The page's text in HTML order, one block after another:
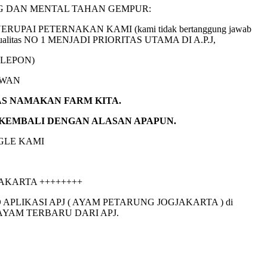
DAN MENTAL TAHAN GEMPUR:
PETERNAKAN KAMI (kami tidak bertanggung jawab
NO 1 MENJADI PRIORITAS UTAMA DI A.P.J,
NAMAKAN FARM KITA.
DENGAN ALASAN APAPUN.
KAMI
++++++++
APJ ( AYAM PETARUNG JOGJAKARTA ) di
TERBARU DARI APJ.